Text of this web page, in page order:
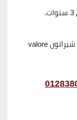
3 سنوات .
للحجز والاستعلام عن اسعار مشروع فالوري شيراتون valore